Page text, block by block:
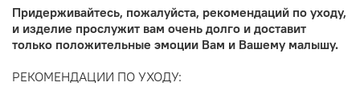
Придерживайтесь, пожалуйста, рекомендаций по уходу,
и изделие прослужит вам очень долго и доставит
только положительные эмоции Вам и Вашему малышу.
РЕКОМЕНДАЦИИ ПО УХОДУ: